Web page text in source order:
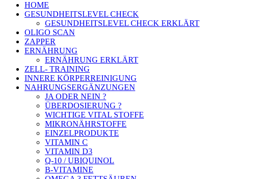
HOME
GESUNDHEITSLEVEL CHECK
GESUNDHEITSLEVEL CHECK ERKLÄRT
OLIGO SCAN
ZAPPER
ERNÄHRUNG
ERNÄHRUNG ERKLÄRT
ZELL- TRAINING
INNERE KÖRPERREINIGUNG
NAHRUNGSERGÄNZUNGEN
JA ODER NEIN ?
ÜBERDOSIERUNG ?
WICHTIGE VITAL STOFFE
MIKRONÄHRSTOFFE
EINZELPRODUKTE
VITAMIN C
VITAMIN D3
Q-10 / UBIQUINOL
B-VITAMINE